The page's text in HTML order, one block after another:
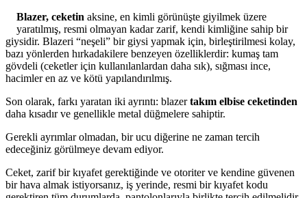
Blazer, ceketin aksine, en kimli görünüşte giyilmek üzere
yaratılmış, resmi olmayan kadar zarif, kendi kimliğine sahip bir
giysidir. Blazeri “neşeli” bir giysi yapmak için, birleştirilmesi kolay,
bazı yönlerden hırkadakilere benzeyen özelliklerdir: kumaş tam
gövdeli (ceketler için kullanılanlardan daha sık), sığması ince,
hacimler en az ve kötü yapılandırılmış.
Son olarak, farkı yaratan iki ayrıntı: blazertakım elbise ceketinden
daha kısadır ve genellikle metal düğmelere sahiptir.
Gerekli ayrımlar olmadan, bir ucu diğerine ne zaman tercih
edeceğiniz görülmeye devam ediyor.
Ceket, zarif bir kıyafet gerektiğinde ve otoriter ve kendine güvenen
bir hava almak istiyorsanız, iş yerinde, resmi bir kıyafet kodu